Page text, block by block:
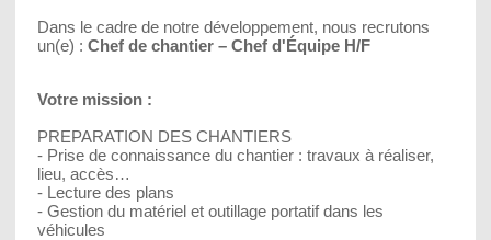
Dans le cadre de notre développement, nous recrutons
un(e) : Chef de chantier – Chef d'Équipe H/F
Votre mission :
PREPARATION DES CHANTIERS
- Prise de connaissance du chantier : travaux à réaliser,
lieu, accès…
- Lecture des plans
- Gestion du matériel et outillage portatif dans les
véhicules